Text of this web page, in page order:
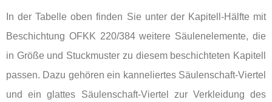
In der Tabelle oben finden Sie unter der Kapitell-Hälfte mit
Beschichtung OFKK 220/384 weitere Säulenelemente, die
in Größe und Stuckmuster zu diesem beschichteten Kapitell
passen. Dazu gehören ein kanneliertes Säulenschaft-Viertel
und ein glattes Säulenschaft-Viertel zur Verkleidung des